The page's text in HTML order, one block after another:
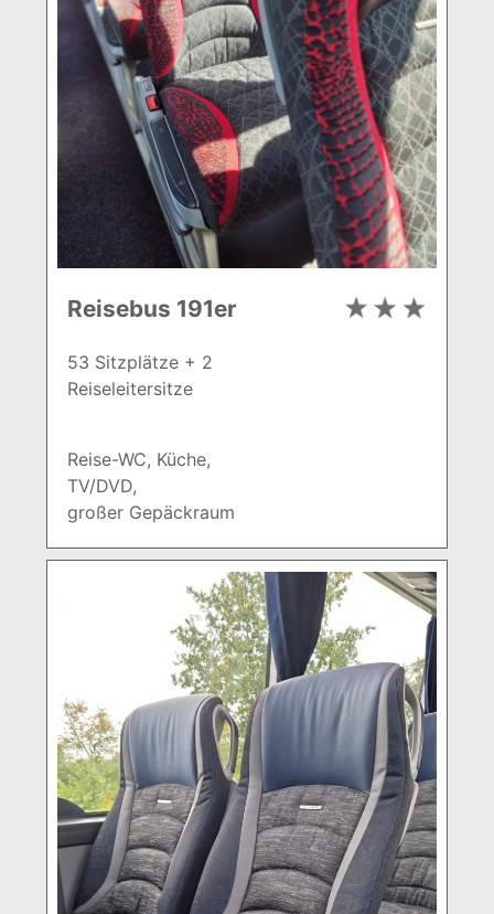
Reisebus 191er
53 Sitzplätze + 2
Reiseleitersitze
Reise-WC, Küche,
TV/DVD,
großer Gepäckraum